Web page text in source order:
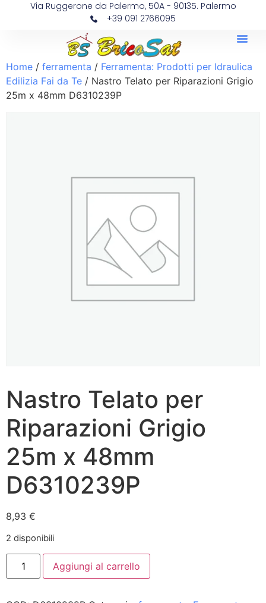
Via Ruggerone da Palermo, 50A - 90135. Palermo
+39 091 2766095
Home / ferramenta / Ferramenta: Prodotti per Idraulica
Edilizia Fai da Te / Nastro Telato per Riparazioni Grigio
25m x 48mm D6310239P
Nastro Telato per
Riparazioni Grigio
25m x 48mm
D6310239P
8,93 €
2 disponibili
Aggiungi al carrello